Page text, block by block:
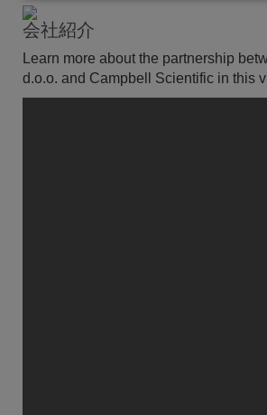
会社紹介
Learn more about the partnership
d.o.o. and Campbell Scientific in this